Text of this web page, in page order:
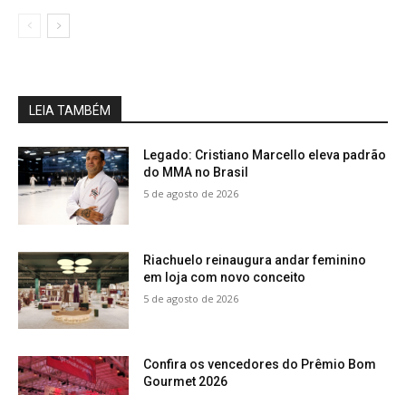
LEIA TAMBÉM
Legado: Cristiano Marcello eleva padrão
do MMA no Brasil
5 de agosto de 2026
Riachuelo reinaugura andar feminino
em loja com novo conceito
5 de agosto de 2026
Confira os vencedores do Prêmio Bom
Gourmet 2026